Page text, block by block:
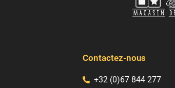
Contactez-nous
+32 (0)67 844 277